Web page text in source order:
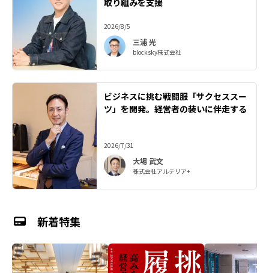
取り組みを支援
2026/8/5
三浦 光
blocksky株式会社
ビジネスに挑む戦闘服「サクセススー
ツ」を開発。経営者の装いに伴走する
2026/7/31
大場 武文
株式会社アルテリア+
新着特集